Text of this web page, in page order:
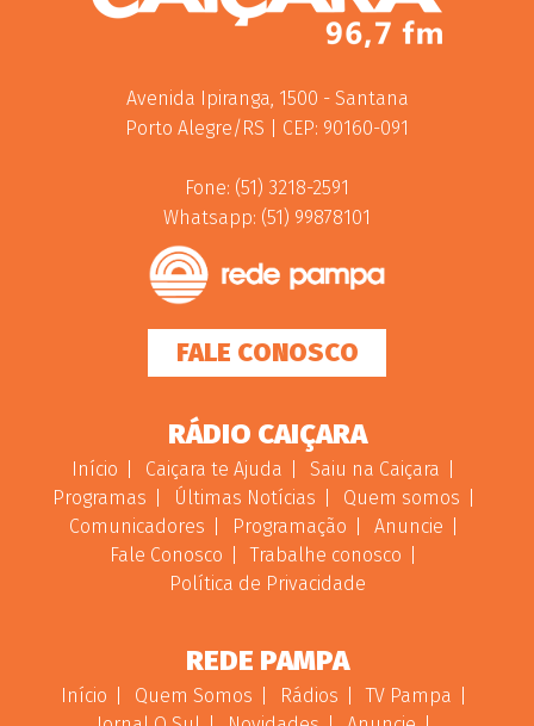
Avenida Ipiranga, 1500 - Santana
Porto Alegre/RS | CEP: 90160-091
Fone: (51) 3218-2591
Whatsapp: (51) 99878101
FALE CONOSCO
RÁDIO CAIÇARA
Início Caiçara te Ajuda
Saiu na Caiçara
Programas
Últimas Notícias
Quem somos
Comunicadores
Programação
Anuncie
Fale Conosco
Trabalhe conosco
Política de Privacidade
REDE PAMPA
Início Quem Somos Rádios
TV Pampa